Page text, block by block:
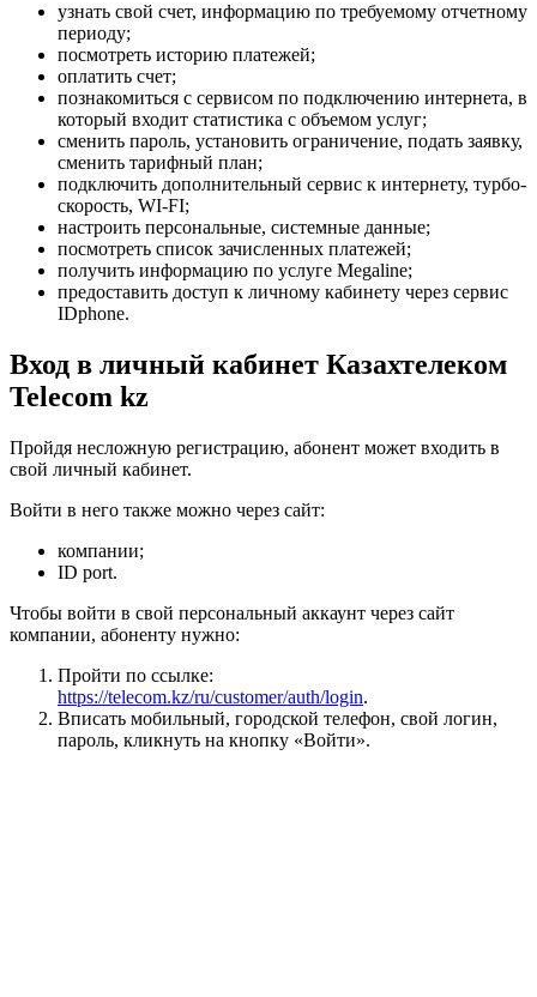
узнать свой счет, информацию по требуемому отчетному
периоду;
посмотреть историю платежей;
оплатить счет;
познакомиться с сервисом по подключению интернета, в
который входит статистика с объемом услуг;
сменить пароль, установить ограничение, подать заявку,
сменить тарифный план;
подключить дополнительный сервис к интернету, турбо-
скорость, WI-FI;
настроить персональные, системные данные;
посмотреть список зачисленных платежей;
получить информацию по услуге Megaline;
предоставить доступ к личному кабинету через сервис
IDphone.
Вход в личный кабинет Казахтелеком
Telecom kz
Пройдя несложную регистрацию, абонент может входить в
свой личный кабинет.
Войти в него также можно через сайт:
компании;
ID port.
Чтобы войти в свой персональный аккаунт через сайт
компании, абоненту нужно:
Пройти по ссылке:
https://telecom.kz/ru/customer/auth/login.
Вписать мобильный, городской телефон, свой логин,
пароль, кликнуть на кнопку «Войти».